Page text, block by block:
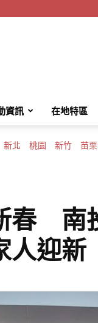
資訊 在地特區
新北 桃園 新竹 苗栗
春 南
人迎新